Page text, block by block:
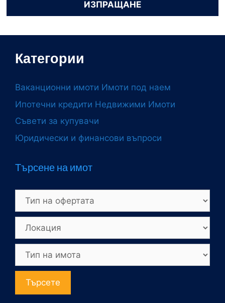
Категории
Ваканционни имоти Имоти под наем
Ипотечни кредити Недвижими Имоти
Съвети за купувачи
Юридически и финансови въпроси
Търсене на имот
Търсете